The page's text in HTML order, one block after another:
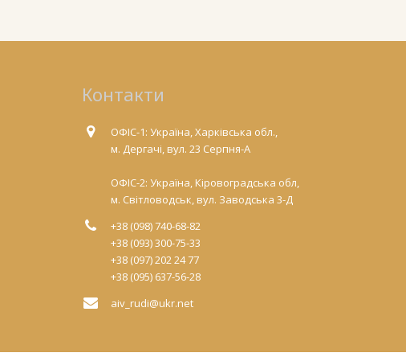
Контакти
ОФІС-1: Україна, Харківська обл.,
м. Дергачі, вул. 23 Серпня-А
ОФІС-2: Україна, Кіровоградська обл,
м. Світловодськ, вул. Заводська 3-Д
+38 (098) 740-68-82
+38 (093) 300-75-33
+38 (097) 202 24 77
+38 (095) 637-56-28
aiv_rudi@ukr.net